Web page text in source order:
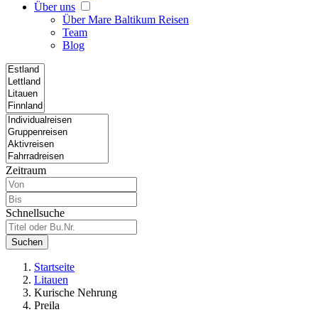
Über uns
Über Mare Baltikum Reisen
Team
Blog
Zeitraum
Schnellsuche
Suchen
Startseite
Litauen
Kurische Nehrung
Preila